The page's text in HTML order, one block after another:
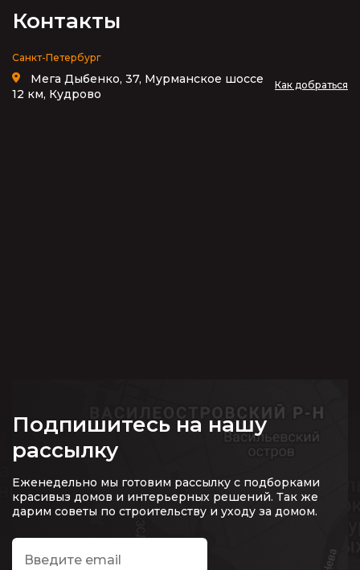
Контакты
Санкт-Петербург
Мега Дыбенко, 37, Мурманское шоссе
12 км, Кудрово
Как добраться
Подпишитесь на нашу
рассылку
Еженедельно мы готовим рассылку с подборками
красивыз домов и интерьерных решений. Так же
дарим советы по строительству и уходу за домом.